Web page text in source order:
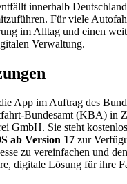
innerhalb
Für viele
im Alltag und einen
Verwaltung.
App im Auftrag des
Bundesamt (KBA) in
GmbH. Sie steht
ab Version 17 zur
zu vereinfachen und
digitale Lösung für ihre